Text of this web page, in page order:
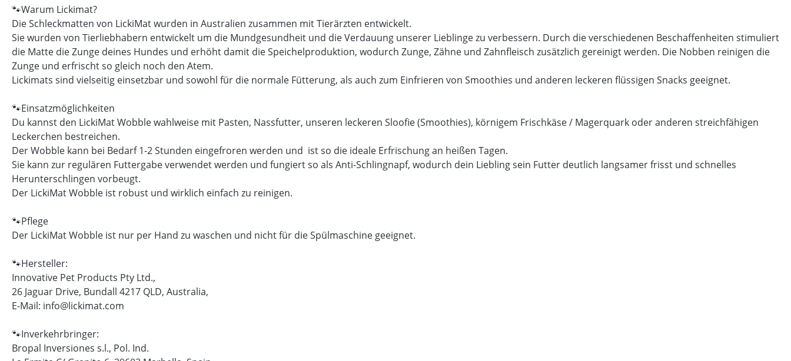
🐾Warum Lickimat?
Die Schleckmatten von LickiMat wurden in Australien zusammen mit Tierärzten entwickelt.
Sie wurden von Tierliebhabern entwickelt um die Mundgesundheit und die Verdauung unserer Lieblinge zu verbessern. Durch die verschiedenen Beschaffenheiten stimuliert
die Matte die Zunge deines Hundes und erhöht damit die Speichelproduktion, wodurch Zunge, Zähne und Zahnfleisch zusätzlich gereinigt werden. Die Nobben reinigen die
Zunge und erfrischt so gleich noch den Atem.
Lickimats sind vielseitig einsetzbar und sowohl für die normale Fütterung, als auch zum Einfrieren von Smoothies und anderen leckeren flüssigen Snacks geeignet.
🐾Einsatzmöglichkeiten
Du kannst den LickiMat Wobble wahlweise mit Pasten, Nassfutter, unseren leckeren Sloofie (Smoothies), körnigem Frischkäse / Magerquark oder anderen streichfähigen
Leckerchen bestreichen.
Der Wobble kann bei Bedarf 1-2 Stunden eingefroren werden und ist so die ideale Erfrischung an heißen Tagen.
Sie kann zur regulären Futtergabe verwendet werden und fungiert so als Anti-Schlingnapf, wodurch dein Liebling sein Futter deutlich langsamer frisst und schnelles
Herunterschlingen vorbeugt.
Der LickiMat Wobble ist robust und wirklich einfach zu reinigen.
🐾Pflege
Der LickiMat Wobble ist nur per Hand zu waschen und nicht für die Spülmaschine geeignet.
🐾Hersteller:
Innovative Pet Products Pty Ltd.,
26 Jaguar Drive, Bundall 4217 QLD, Australia,
E-Mail: info@lickimat.com
🐾Inverkehrbringer:
Bropal Inversiones s.l., Pol. Ind.